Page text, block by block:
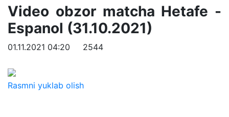
Video obzor matcha Hetafe -
Espanol (31.10.2021)
01.11.2021 04:20 2544
Rasmni yuklab olish